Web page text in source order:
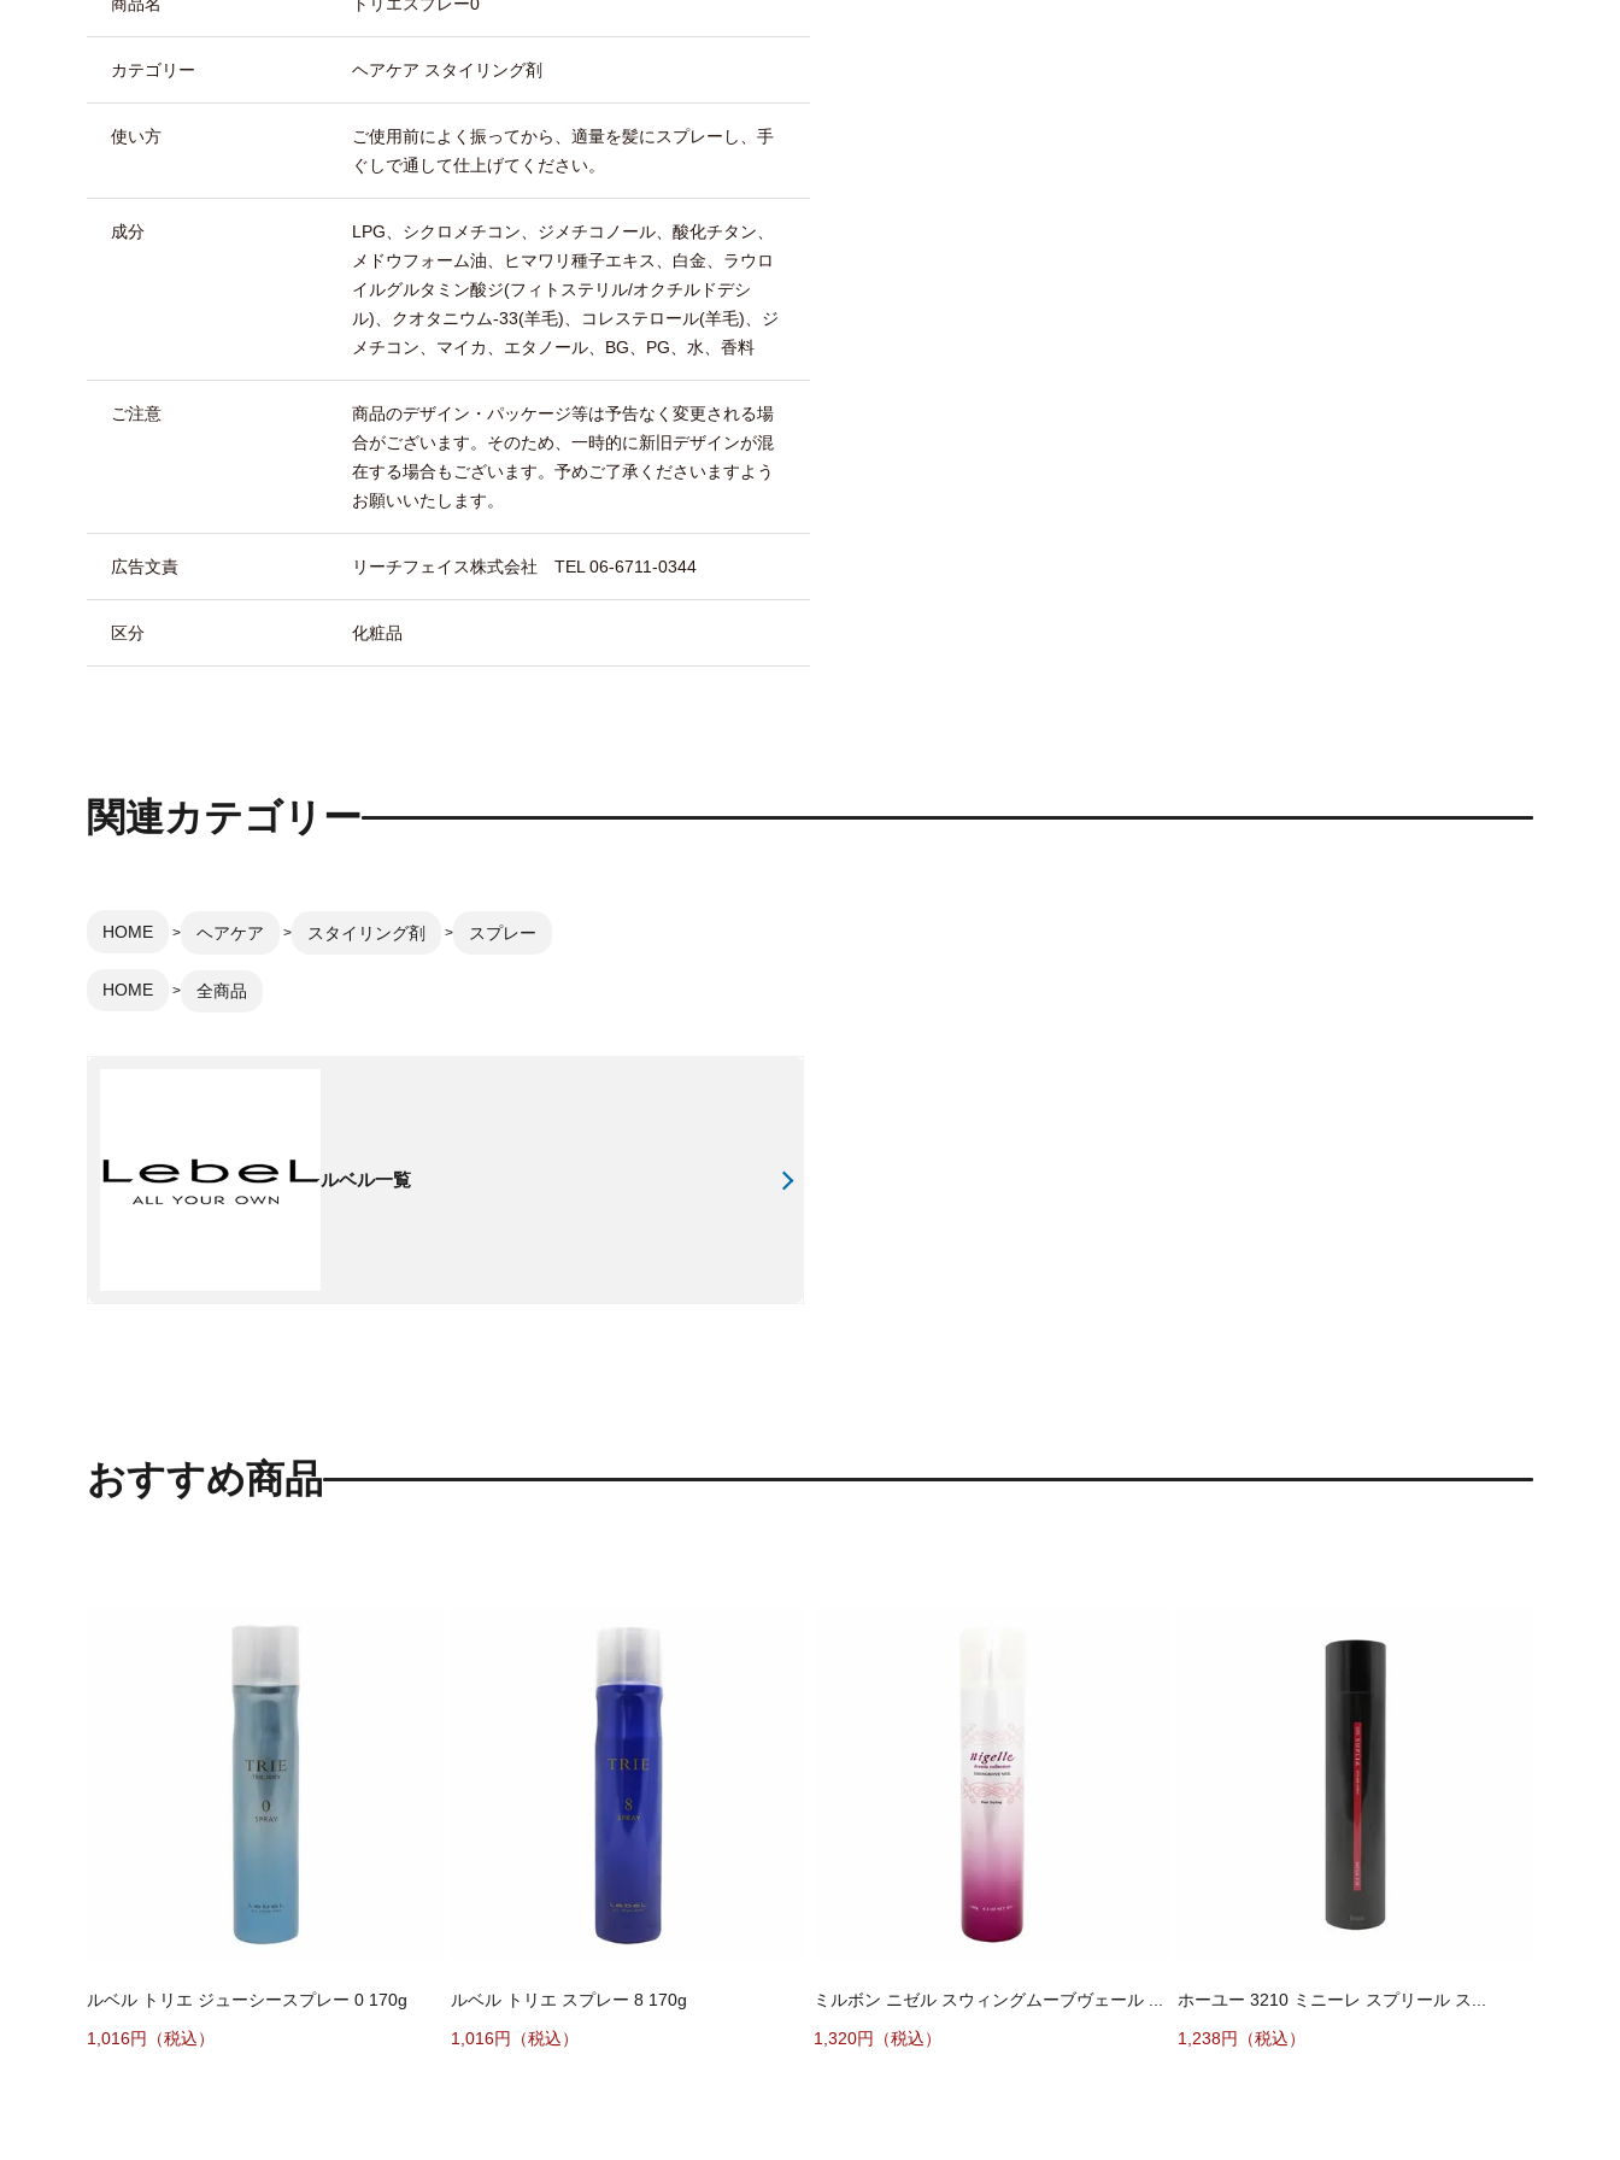
カテゴリー ヘアケア スタイリング剤
使い方
ご使用前によく振ってから、適量を髪にスプレーし、手
ぐしで通して仕上げてください。
成分
LPG、シクロメチコン、ジメチコノール、酸化チタン、
メドウフォーム油、ヒマワリ種子エキス、白金、ラウロ
イルグルタミン酸ジ(フィトステリル/オクチルドデシ
ル)、クオタニウム-33(羊毛)、コレステロール(羊毛)、ジ
メチコン、マイカ、エタノール、BG、PG、水、香料
ご注意
商品のデザイン・パッケージ等は予告なく変更される場
合がございます。そのため、一時的に新旧デザインが混
在する場合もございます。予めご了承くださいますよう
お願いいたします。
広告文責 リーチフェイス株式会社 TEL 06-6711-0344
区分 化粧品
関連カテゴリー
HOME ヘアケア スタイリング剤 スプレー
HOME 全商品
ルベル一覧
おすすめ商品
ルベル トリエ ジューシースプレー 0 170g
1,016円（税込）
ルベル トリエ スプレー 8 170g
1,016円（税込）
ミルボン ニゼル スウィングムーブヴェール ...
1,320円（税込）
ホーユー 3210 ミニーレ スプリール ス...
1,238円（税込）